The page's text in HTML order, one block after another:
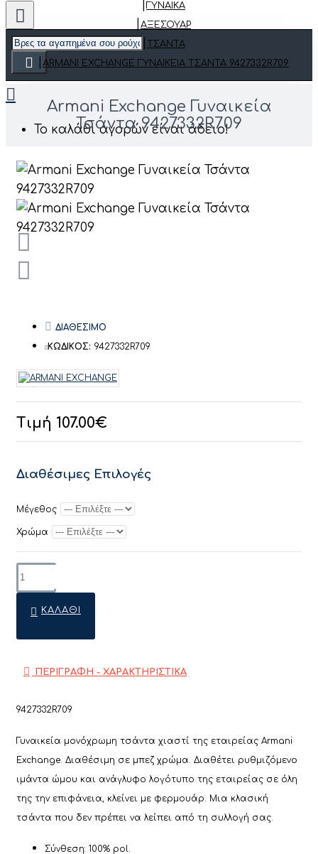
Το καλάθι αγορών είναι άδειο!
ΓΥΝΑΙΚΑ
ΑΞΕΣΟΥΆΡ
ΤΣΆΝΤΑ
ARMANI EXCHANGE ΓΥΝΑΙΚΕΊΑ ΤΣΆΝΤΑ 9427332R709
Armani Exchange Γυναικεία
Τσάντα 9427332R709
Τιμή 107.00€
ΔΙΑΘΕΣΙΜΟ
ΚΩΔΙΚΟΣ: 9427332R709
Διαθέσιμες Επιλογές
Μέγεθος
Χρώμα
ΚΑΛΆΘΙ
ΠΕΡΙΓΡΑΦΗ - ΧΑΡΑΚΤΗΡΙΣΤΙΚΑ
9427332R709
Γυναικεία μονόχρωμη τσάντα χιαστί της εταιρείας Armani
Exchange. Διαθέσιμη σε μπεζ χρώμα. Διαθέτει ρυθμιζόμενο
ιμάντα ώμου και ανάγλυφο λογότυπο της εταιρείας σε όλη
της την επιφάνεια, κλείνει με φερμουάρ. Μια κλασική
τσάντα που δεν πρέπει να λείπει από τη συλλογή σας.
Σύνθεση: 100% pol.